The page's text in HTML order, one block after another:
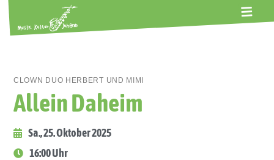
CLOWN DUO HERBERT UND MIMI
Allein Daheim
Sa., 25. Oktober 2025
16:00 Uhr